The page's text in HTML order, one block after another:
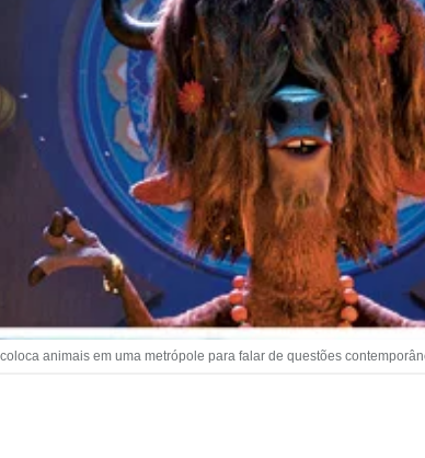
animais em uma metrópole para falar de questões